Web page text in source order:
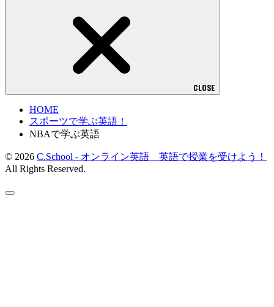
CLOSE
HOME
スポーツで学ぶ英語！
NBAで学ぶ英語
© 2026 C.School - オンライン英語 英語で授業を受けよう！
All Rights Reserved.